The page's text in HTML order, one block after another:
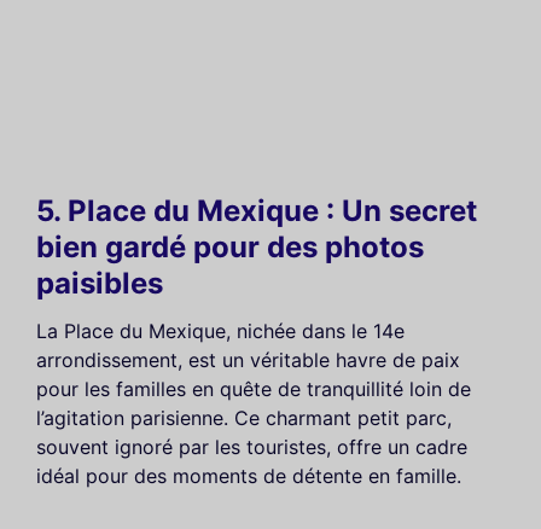
5. Place du Mexique : Un secret
bien gardé pour des photos
paisibles
La Place du Mexique, nichée dans le 14e
arrondissement, est un véritable havre de paix
pour les familles en quête de tranquillité loin de
l’agitation parisienne. Ce charmant petit parc,
souvent ignoré par les touristes, offre un cadre
idéal pour des moments de détente en famille.